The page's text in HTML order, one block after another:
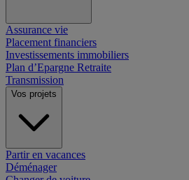
Assurance vie
Placement financiers
Investissements immobiliers
Plan d’Epargne Retraite
Transmission
Vos projets
Partir en vacances
Déménager